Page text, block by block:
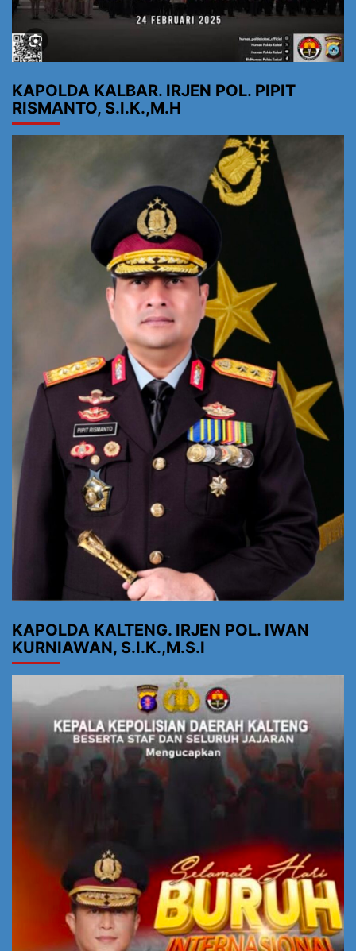
KAPOLDA KALBAR. IRJEN POL. PIPIT
RISMANTO, S.I.K.,M.H
KAPOLDA KALTENG. IRJEN POL. IWAN
KURNIAWAN, S.I.K.,M.S.I